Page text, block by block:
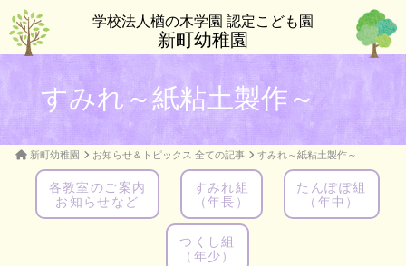
学校法人楢の木学園 認定こども園
新町幼稚園
すみれ～紙粘土製作～
新町幼稚園 お知らせ＆トピックス 全ての記事 すみれ～紙粘土製作～
各教室のご案内
お知らせなど
すみれ組
（年長）
たんぽぽ組
（年中）
つくし組
（年少）